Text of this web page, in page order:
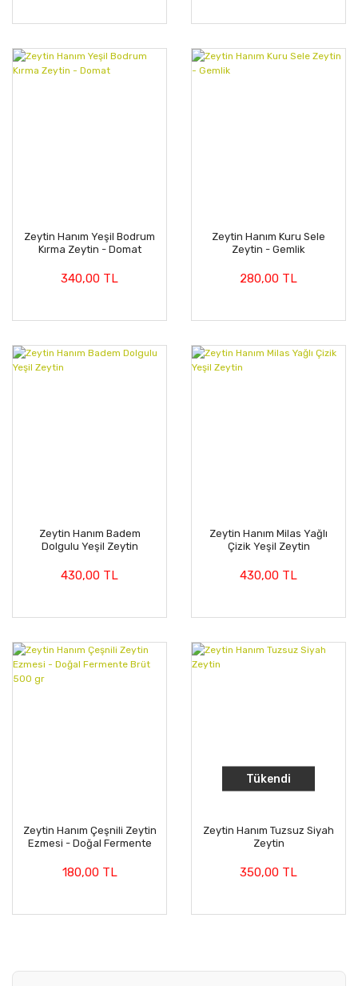
Zeytin Hanım Yeşil Bodrum
Kırma Zeytin - Domat
340,00 TL
Zeytin Hanım Kuru Sele
Zeytin - Gemlik
280,00 TL
Zeytin Hanım Badem
Dolgulu Yeşil Zeytin
430,00 TL
Zeytin Hanım Milas Yağlı
Çizik Yeşil Zeytin
430,00 TL
Zeytin Hanım Çeşnili Zeytin
Ezmesi - Doğal Fermente
180,00 TL
Tükendi
Zeytin Hanım Tuzsuz Siyah
Zeytin
350,00 TL